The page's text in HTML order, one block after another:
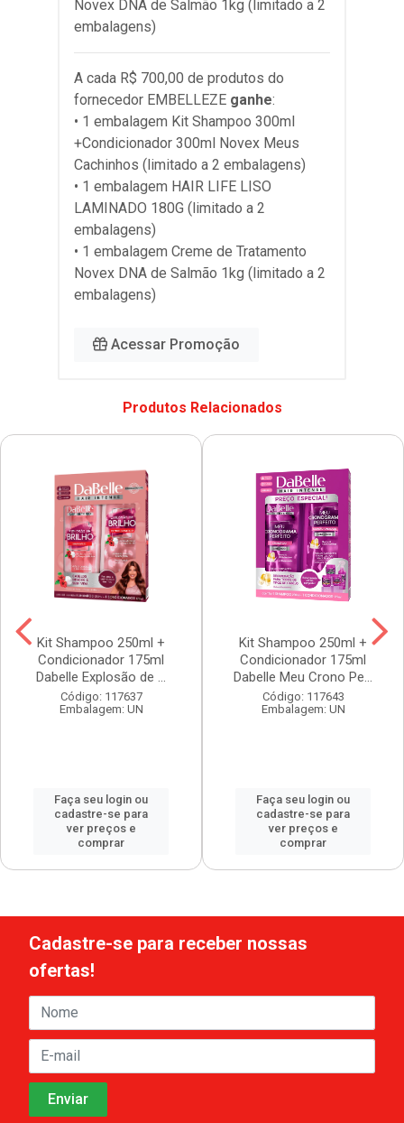
Novex DNA de Salmão 1kg (limitado a 2
embalagens)
A cada R$ 700,00 de produtos do
fornecedor EMBELLEZE ganhe:
• 1 embalagem Kit Shampoo 300ml
+Condicionador 300ml Novex Meus
Cachinhos (limitado a 2 embalagens)
• 1 embalagem HAIR LIFE LISO
LAMINADO 180G (limitado a 2
embalagens)
• 1 embalagem Creme de Tratamento
Novex DNA de Salmão 1kg (limitado a 2
embalagens)
Acessar Promoção
Produtos Relacionados
Kit Shampoo 250ml +
Condicionador 175ml
Dabelle Explosão de ...
Código: 117637
Embalagem: UN
Faça seu login ou
cadastre-se para
ver preços e
comprar
Kit Shampoo 250ml +
Condicionador 175ml
Dabelle Meu Crono Pe...
Código: 117643
Embalagem: UN
Faça seu login ou
cadastre-se para
ver preços e
comprar
Cadastre-se para receber nossas
ofertas!